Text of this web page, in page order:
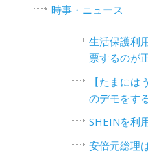
時事・ニュース
生活保護利
票するのが
【たまに
のデモをす
SHEINを利
安倍元総理